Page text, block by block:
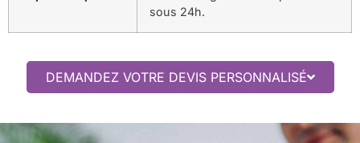
sous 24h.
DEMANDEZ VOTRE DEVIS PERSONNALISÉ